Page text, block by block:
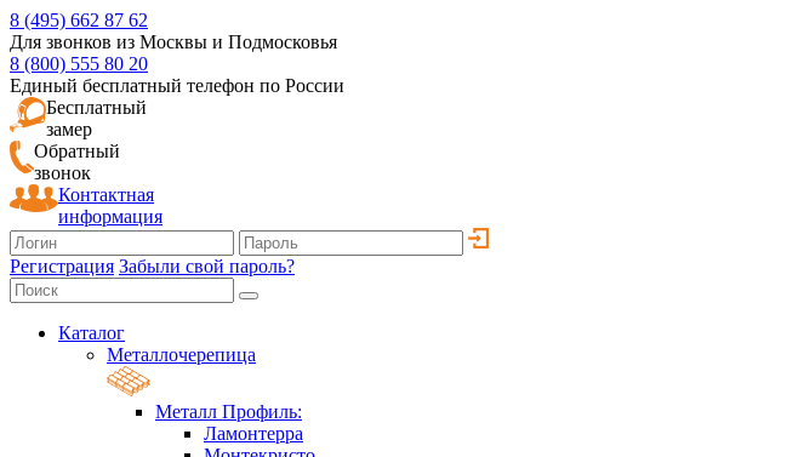
8 (495) 662 87 62
Для звонков из Москвы и Подмосковья
8 (800) 555 80 20
Единый бесплатный телефон по России
Бесплатный
замер
Обратный
звонок
Контактная
информация
Регистрация Забыли свой пароль?
Каталог
Металлочерепица
Металл Профиль:
Ламонтерра